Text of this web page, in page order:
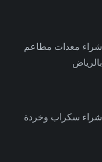
شراء معدات مطاعم
بالرياض
شراء سكراب وخردة